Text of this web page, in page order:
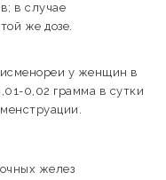
в случае
же дозе.
у женщин в
0,02 грамма в сутки
желез